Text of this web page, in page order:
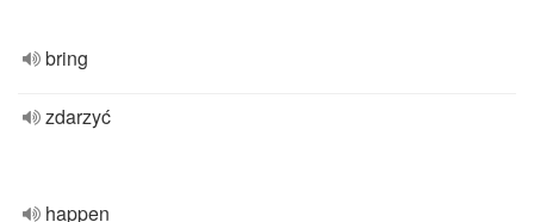
bring
zdarzyć
happen